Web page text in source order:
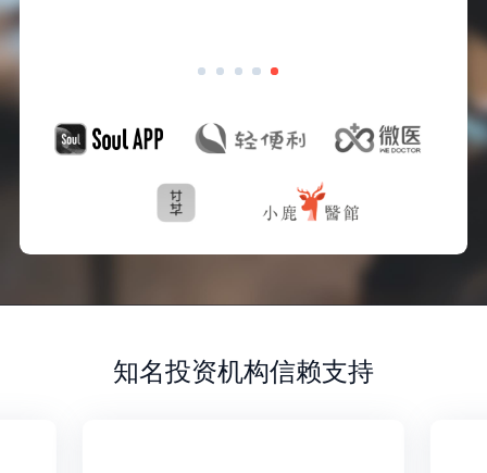
知名投资机构信赖支持